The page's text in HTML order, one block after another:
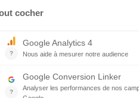
Encore une
Nos experts sont